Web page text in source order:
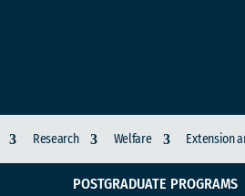
Research Welfare Extension
POSTGRADUATE PROGRAMS